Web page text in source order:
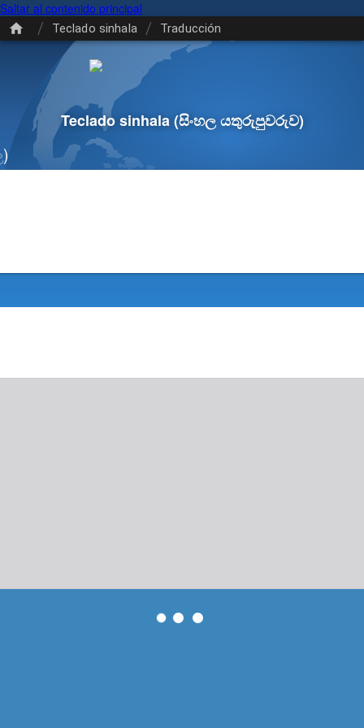
Saltar al contenido principal
/ Teclado sinhala / Traducción
Teclado sinhala(සිංහල යතුරුපුවරුව)